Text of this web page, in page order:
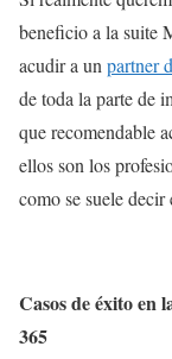
beneficio a la suite
acudir a un partner
de toda la parte de
que recomendable
ellos son los
como se suele decir
Casos de éxito en
365